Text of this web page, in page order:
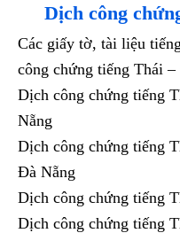
Dịch công
Các giấy tờ, tài liệu
công chứng tiếng Thái
Dịch công chứng tiếng
Nẵng
Dịch công chứng tiếng
Đà Nẵng
Dịch công chứng tiếng
Dịch công chứng tiếng